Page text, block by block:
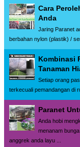
Cara
Anda
Jaring Paranet
berbahan nylon (plastik) /
Kombinasi
Tanaman
Setiap orang
terkecuali pemandangan di
Paranet
Anda hobi
menanam
anggrek anda layu ...